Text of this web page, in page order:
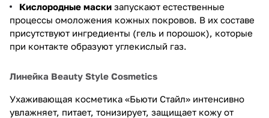
Кислородные маски запускают естественные
процессы омоложения кожных покровов. В их составе
присутствуют ингредиенты (гель и порошок), которые
при контакте образуют углекислый газ.
Линейка Beauty Style Cosmetics
Ухаживающая косметика «Бьюти Стайл» интенсивно
увлажняет, питает, тонизирует, защищает кожу от